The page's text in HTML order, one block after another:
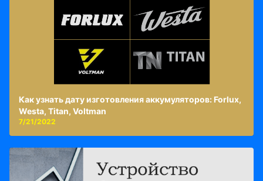
Как узнать дату изготовления аккумуляторов: Forlux,
Westa, Titan, Voltman
7/21/2022